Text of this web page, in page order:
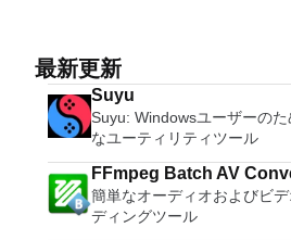
体験をシミュレートできます
リケーションでは、ディス
を直接実行することも、ハ
からISOイメージとして実行
できます。 主な機能は次のと
す。 Savestates：ボタンを1つ押すだけ
で、ゲームの現在の「状態
ます。 無制限のメモリーカー
ンストールと使用が簡単です
いデバイスでインストーラ
指示に従ってください。オプ
Windowsでのリモート展開
MSIがあります。デスクトッ
フォームにVNC Viewerをイ
する権限がない場合は、スタ
オプションを選択する必要が
主な機能は次のとおりです。
最新更新
Suyu
Suyu: Windowsユーザーの
なユーティリティツール
FFmpeg Batch AV
簡単なオーディオおよびビ
ディングツール